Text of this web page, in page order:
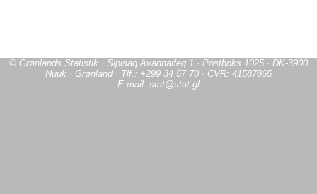
© Grønlands Statistik · Sipisaq Avannarleq 1 · Postboks 1025 · DK-3900
Nuuk · Grønland · Tlf.: +299 34 57 70 · CVR: 41587865
E-mail: stat@stat.gl